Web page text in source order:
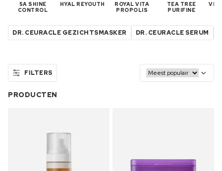
5A SHINE
CONTROL
HYAL REYOUTH
ROYAL VITA
PROPOLIS
TEA TREE
PURIFINE
DR. CEURACLE GEZICHTSMASKER DR. CEURACLE SERUM
FILTERS
PRODUCTEN